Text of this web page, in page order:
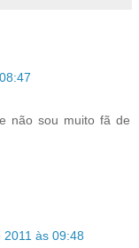
não sou muito fã de
às 09:48